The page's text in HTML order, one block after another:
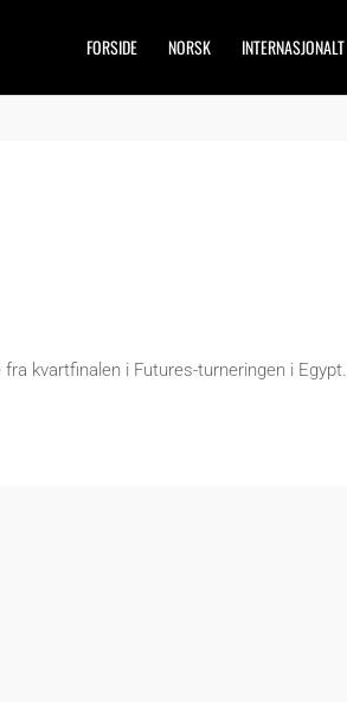
FORSIDE NORSK INTERNASJONALT
kvartfinalen i Futures-turneringen i Egypt.